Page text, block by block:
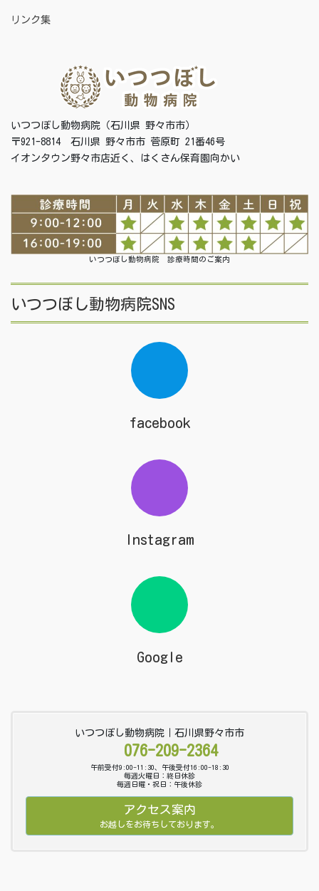
リンク集
いつつぼし動物病院（石川県 野々市市）
〒921-8814 石川県 野々市市 菅原町 21番46号
イオンタウン野々市店近く、はくさん保育園向かい
いつつぼし動物病院 診療時間のご案内
いつつぼし動物病院SNS
facebook
Instagram
Google
いつつぼし動物病院｜石川県野々市市
076-209-2364
午前受付9:00-11:30、午後受付16:00-18:30
毎週火曜日：終日休診
毎週日曜・祝日：午後休診
アクセス案内
お越しをお待ちしております。